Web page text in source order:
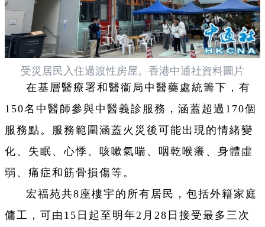
受災居民入住過渡性房屋。香港中通社資料圖片
在基層醫療署和醫衞局中醫藥處統籌下，有
150名中醫師參與中醫義診服務，涵蓋超過170個
服務點。服務範圍涵蓋火災後可能出現的情緒變
化、失眠、心悸、咳嗽氣喘、咽乾喉癢、身體虛
弱、痛症和筋骨損傷等。
宏福苑共8座樓宇的所有居民，包括外籍家庭
傭工，可由15日起至明年2月28日接受最多三次